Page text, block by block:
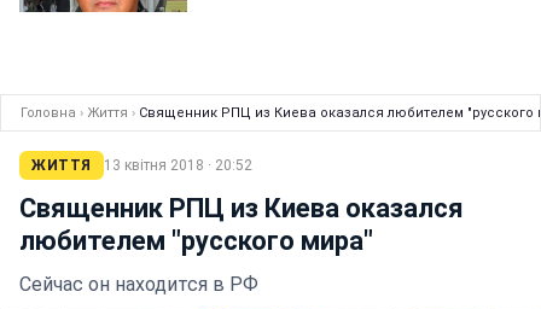
Головна › Життя › Священник РПЦ из Киева оказался любителем "русского
ЖИТТЯ 13 квітня 2018 · 20:52
Священник РПЦ из Киева оказался
любителем "русского мира"
Сейчас он находится в РФ